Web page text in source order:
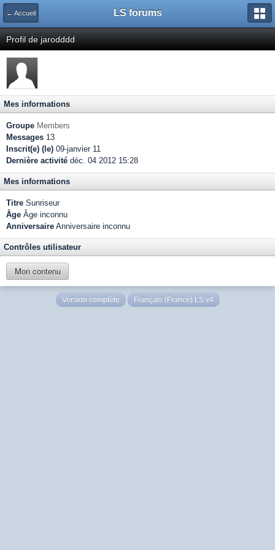
← Accueil LS forums
Profil de jarodddd
Mes informations
Groupe Members
Messages 13
Inscrit(e) (le) 09-janvier 11
Dernière activité déc. 04 2012 15:28
Mes informations
Titre Sunriseur
Âge Âge inconnu
Anniversaire Anniversaire inconnu
Contrôles utilisateur
Mon contenu
Version complète Français (France) LS v4